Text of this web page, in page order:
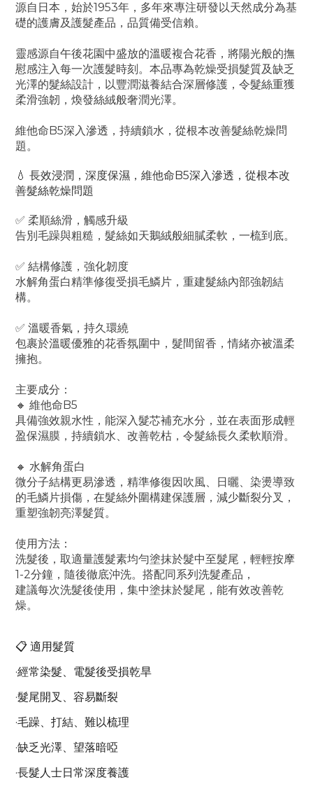
源自日本，始於1953年，多年來專注研發以天然成分為基
礎的護膚及護髮產品，品質備受信賴。
靈感源自午後花園中盛放的溫暖複合花香，將陽光般的撫
慰感注入每一次護髮時刻。本品專為乾燥受損髮質及缺乏
光澤的髮絲設計，以豐潤滋養結合深層修護，令髮絲重獲
柔滑強韌，煥發絲絨般奢潤光澤。
維他命B5深入滲透，持續鎖水，從根本改善髮絲乾燥問
題。
💧 長效浸潤，深度保濕，維他命B5深入滲透，從根本改
善髮絲乾燥問題
✅ 柔順絲滑，觸感升級
告別毛躁與粗糙，髮絲如天鵝絨般細膩柔軟，一梳到底。
✅ 結構修護，強化韌度
水解角蛋白精準修復受損毛鱗片，重建髮絲內部強韌結
構。
✅ 溫暖香氣，持久環繞
包裹於溫暖優雅的花香氛圍中，髮間留香，情緒亦被溫柔
擁抱。
主要成分：
🔸 維他命B5
具備強效親水性，能深入髮芯補充水分，並在表面形成輕
盈保濕膜，持續鎖水、改善乾枯，令髮絲長久柔軟順滑。
🔸 水解角蛋白
微分子結構更易滲透，精準修復因吹風、日曬、染燙導致
的毛鱗片損傷，在髮絲外圍構建保護層，減少斷裂分叉，
重塑強韌亮澤髮質。
使用方法：
洗髮後，取適量護髮素均勻塗抹於髮中至髮尾，輕輕按摩
1-2分鐘，隨後徹底沖洗。搭配同系列洗髮產品，
建議每次洗髮後使用，集中塗抹於髮尾，能有效改善乾
燥。
📋 適用髮質
·經常染髮、電髮後受損乾旱
·髮尾開叉、容易斷裂
·毛躁、打結、難以梳理
·缺乏光澤、望落暗啞
·長髮人士日常深度養護